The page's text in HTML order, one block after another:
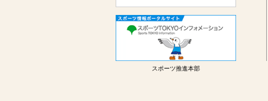
スポーツ推進本部